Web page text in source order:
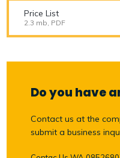
Price List
2.3 mb, PDF
Do you have
Contact us at the
submit a business